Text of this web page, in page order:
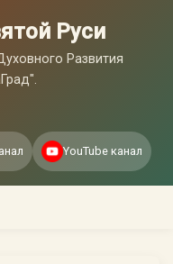
Руси
Развития
YouTube канал